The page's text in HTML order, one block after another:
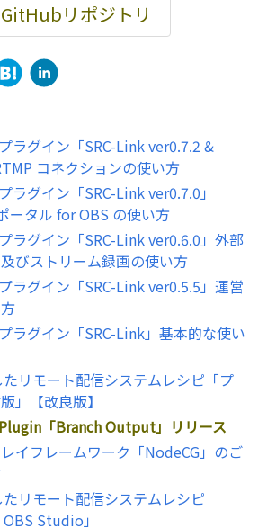
GitHubリポジトリ
ラグイン「SRC-Link ver0.7.2 &
コネクションの使い方
ラグイン「SRC-Link ver0.7.0」
ータル for OBS の使い方
ラグイン「SRC-Link ver0.6.0」外部
びストリーム録画の使い方
ラグイン「SRC-Link ver0.5.5」運営
ラグイン「SRC-Link」基本的な使い
リモート配信システムレシピ「プ
」【改良版】
「Branch Output」リリース
イフレームワーク「NodeCG」のご
リモート配信システムレシピ
OBS Studio」